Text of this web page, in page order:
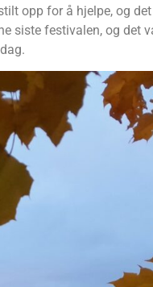
opp for å hjelpe, og
siste festivalen, og det